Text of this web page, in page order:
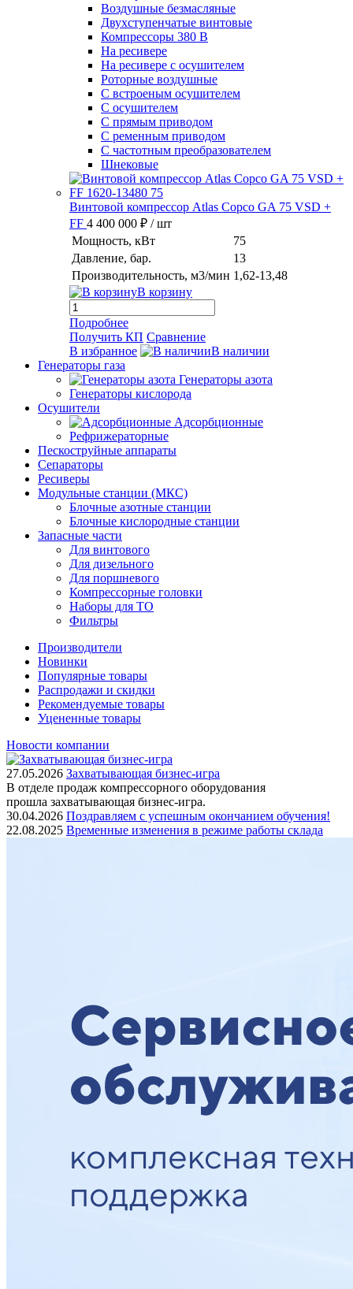
Воздушные безмасляные
Двухступенчатые винтовые
Компрессоры 380 В
На ресивере
На ресивере с осушителем
Роторные воздушные
С встроеным осушителем
С осушителем
С прямым приводом
С ременным приводом
С частотным преобразователем
Шнековые
Винтовой компрессор Atlas Copco GA 75 VSD +
FF 4 400 000 ₽ / шт
Мощность, кВт
75
Давление, бар.
13
Производительность, м3/мин 1,62-13,48
В корзину
Подробнее
Получить КП Сравнение
В избранное
В наличии
Генераторы газа
Генераторы азота
Генераторы кислорода
Осушители
Адсорбционные
Рефрижераторные
Пескоструйные аппараты
Сепараторы
Ресиверы
Модульные станции (МКС)
Блочные азотные станции
Блочные кислородные станции
Запасные части
Для винтового
Для дизельного
Для поршневого
Компрессорные головки
Наборы для ТО
Фильтры
Производители
Новинки
Популярные товары
Распродажи и скидки
Рекомендуемые товары
Уцененные товары
Новости компании
27.05.2026 Захватывающая бизнес-игра
В отделе продаж компрессорного оборудования
прошла захватывающая бизнес-игра.
30.04.2026 Поздравляем с успешным окончанием обучения!
22.08.2025 Временные изменения в режиме работы склада